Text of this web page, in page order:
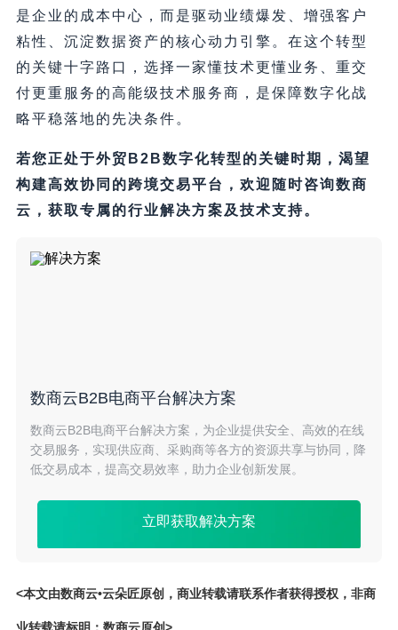
是企业的成本中心，而是驱动业绩爆发、增强客户
粘性、沉淀数据资产的核心动力引擎。在这个转型
的关键十字路口，选择一家懂技术更懂业务、重交
付更重服务的高能级技术服务商，是保障数字化战
略平稳落地的先决条件。
若您正处于外贸B2B数字化转型的关键时期，渴望
构建高效协同的跨境交易平台，欢迎随时咨询数商
云，获取专属的行业解决方案及技术支持。
数商云B2B电商平台解决方案
数商云B2B电商平台解决方案，为企业提供安全、高效的在线
交易服务，实现供应商、采购商等各方的资源共享与协同，降
低交易成本，提高交易效率，助力企业创新发展。
立即获取解决方案
<本文由数商云•云朵匠原创，商业转载请联系作者获得授权，非商